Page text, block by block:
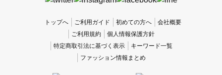
トップへ ご利用ガイド 初めての方へ
会社概要
ご利用規約
個人情報保護方針
特定商取引法に基づく表示
キーワード一覧
ファッション情報まとめ